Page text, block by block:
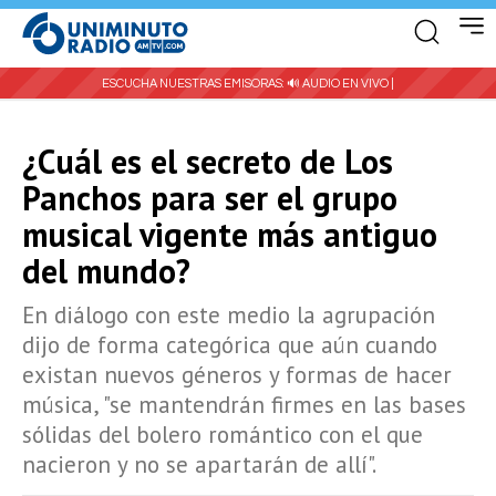
ESCUCHA NUESTRAS EMISORAS: 🔊 AUDIO EN VIVO |
¿Cuál es el secreto de Los
Panchos para ser el grupo
musical vigente más antiguo
del mundo?
En diálogo con este medio la agrupación
dijo de forma categórica que aún cuando
existan nuevos géneros y formas de hacer
música, "se mantendrán firmes en las bases
sólidas del bolero romántico con el que
nacieron y no se apartarán de allí".